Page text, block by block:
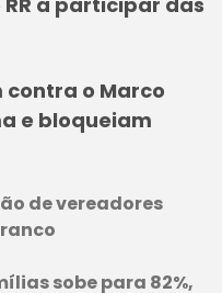
o Marco
e bloqueiam
de vereadores
sobe para 82%,